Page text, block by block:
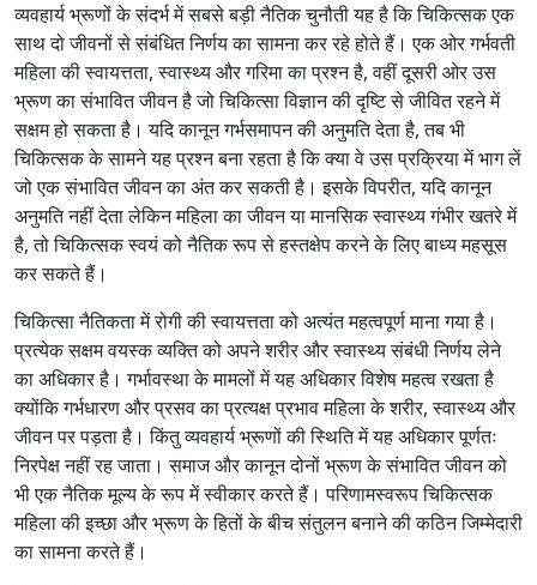
व्यवहार्य भ्रूणों के संदर्भ में सबसे बड़ी नैतिक चुनौती यह है कि चिकित्सक एक
साथ दो जीवनों से संबंधित निर्णय का सामना कर रहे होते हैं। एक ओर गर्भवती
महिला की स्वायत्तता, स्वास्थ्य और गरिमा का प्रश्न है, वहीं दूसरी ओर उस
भ्रूण का संभावित जीवन है जो चिकित्सा विज्ञान की दृष्टि से जीवित रहने में
सक्षम हो सकता है। यदि कानून गर्भसमापन की अनुमति देता है, तब भी
चिकित्सक के सामने यह प्रश्न बना रहता है कि क्या वे उस प्रक्रिया में भाग लें
जो एक संभावित जीवन का अंत कर सकती है। इसके विपरीत, यदि कानून
अनुमति नहीं देता लेकिन महिला का जीवन या मानसिक स्वास्थ्य गंभीर खतरे में
है, तो चिकित्सक स्वयं को नैतिक रूप से हस्तक्षेप करने के लिए बाध्य महसूस
कर सकते हैं।
चिकित्सा नैतिकता में रोगी की स्वायत्तता को अत्यंत महत्वपूर्ण माना गया है।
प्रत्येक सक्षम वयस्क व्यक्ति को अपने शरीर और स्वास्थ्य संबंधी निर्णय लेने
का अधिकार है। गर्भावस्था के मामलों में यह अधिकार विशेष महत्व रखता है
क्योंकि गर्भधारण और प्रसव का प्रत्यक्ष प्रभाव महिला के शरीर, स्वास्थ्य और
जीवन पर पड़ता है। किंतु व्यवहार्य भ्रूणों की स्थिति में यह अधिकार पूर्णतः
निरपेक्ष नहीं रह जाता। समाज और कानून दोनों भ्रूण के संभावित जीवन को
भी एक नैतिक मूल्य के रूप में स्वीकार करते हैं। परिणामस्वरूप चिकित्सक
महिला की इच्छा और भ्रूण के हितों के बीच संतुलन बनाने की कठिन जिम्मेदारी
का सामना करते हैं।